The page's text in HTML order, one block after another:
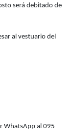
será debitado de
al vestuario del
WhatsApp al 095